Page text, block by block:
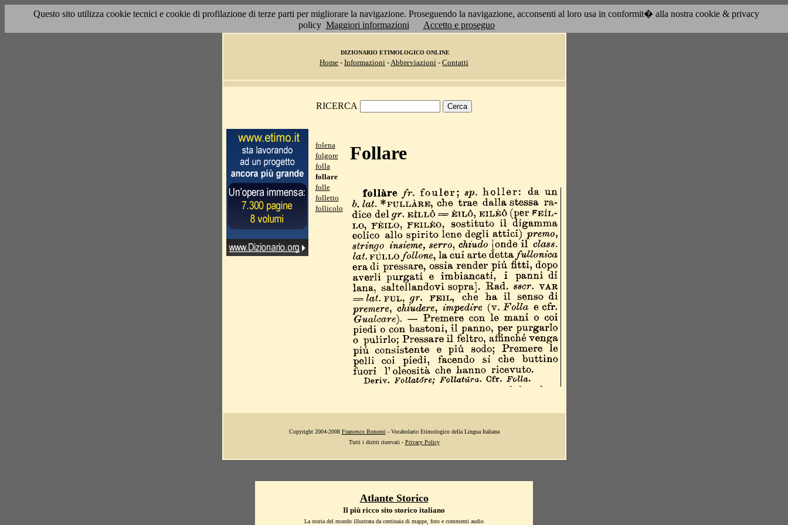
Questo sito utilizza cookie tecnici e cookie di profilazione di terze parti per migliorare la navigazione. Proseguendo la navigazione, acconsenti al loro usa in conformit� alla nostra cookie & privacy
policy Maggiori informazioni Accetto e proseguo
DIZIONARIO ETIMOLOGICO ONLINE
Home - Informazioni -Abbreviazioni - Contatti
RICERCA
folena
folgore
folla
follare
folle
folletto
follicolo
Follare
Copyright 2004-2008 Francesco Bonomi - Vocabolario Etimologico della Lingua Italiana
Tutti i diritti riservati - Privacy Policy
Atlante Storico
Il più ricco sito storico italiano
La storia del mondo illustrata da centinaia di mappe, foto e commenti audio